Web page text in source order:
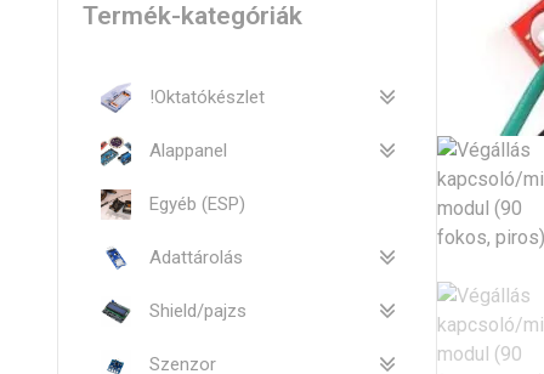
Termék-kategóriák
!Oktatókészlet
Alappanel
Egyéb (ESP)
Adattárolás
Shield/pajzs
Szenzor